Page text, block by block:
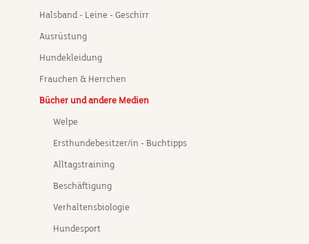
Halsband - Leine - Geschirr
Ausrüstung
Hundekleidung
Frauchen & Herrchen
Bücher und andere Medien
Welpe
Ersthundebesitzer/in - Buchtipps
Alltagstraining
Beschäftigung
Verhaltensbiologie
Hundesport